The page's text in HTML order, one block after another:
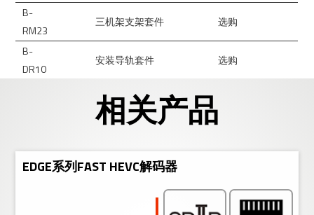
B-
RM23
三机架支架套件
选购
B-
DR10
安装导轨套件 选购
相关产品
EDGE系列FAST HEVC解码器